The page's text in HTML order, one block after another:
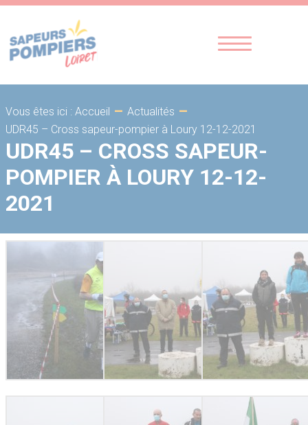
Vous êtes ici : Accueil - Actualités -
UDR45 – Cross sapeur-pompier à Loury 12-12-2021
UDR45 – CROSS SAPEUR-
POMPIER À LOURY 12-12-
2021